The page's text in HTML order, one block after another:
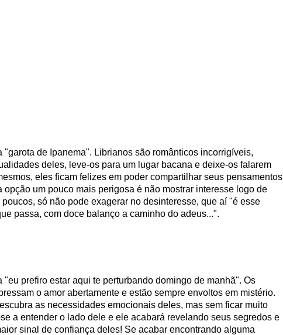
"garota de Ipanema". Librianos são românticos incorrigíveis,
deles, leve-os para um lugar bacana e deixe-os falarem
eles ficam felizes em poder compartilhar seus pensamentos
opção um pouco mais perigosa é não mostrar interesse logo de
só não pode exagerar no desinteresse, que aí "é esse
passa, com doce balanço a caminho do adeus...".
"eu prefiro estar aqui te perturbando domingo de manhã". Os
o amor abertamente e estão sempre envoltos em mistério.
as necessidades emocionais deles, mas sem ficar muito
a entender o lado dele e ele acabará revelando seus segredos e
sinal de confiança deles! Se acabar encontrando alguma